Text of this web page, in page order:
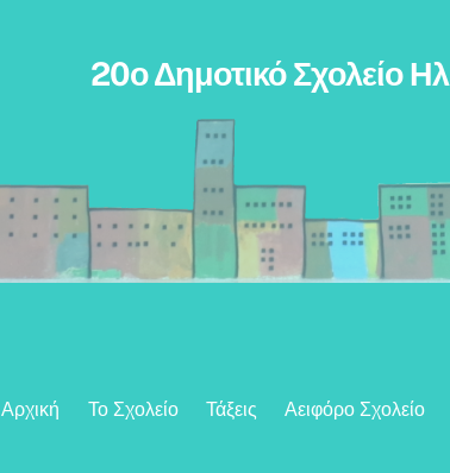
20ο Δημοτικό Σχολείο
Αρχική Το Σχολείο Τάξεις Αειφόρο Σχολείο